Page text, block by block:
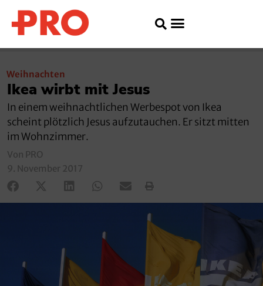
Weihnachten
Ikea wirbt mit Jesus
In einem weihnachtlichen Werbespot von Ikea
scheint plötzlich Jesus aufzutauchen. Er sitzt mitten
im Wohnzimmer.
Von PRO
9. November 2017